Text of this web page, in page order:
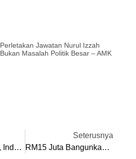
Perletakan Jawatan Nurul Izzah
Bukan Masalah Politik Besar – AMK
13 Pelajar Medan, Indonesia Tinggal Bersama Keluarga Angkat Di Ipoh, Kukuh Hubungan Dua Bandar Raya
Seterusnya
RM15 Juta Bangunkan Projek Pelancongan Warisan Ipoh